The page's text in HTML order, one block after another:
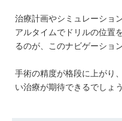
治療計画やシミュレーショ
アルタイムでドリルの位置
るのが、このナビゲーショ
手術の精度が格段に上がり
い治療が期待できるでしょう